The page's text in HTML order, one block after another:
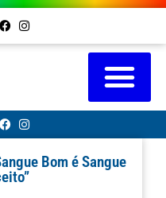
Bom é Sangue